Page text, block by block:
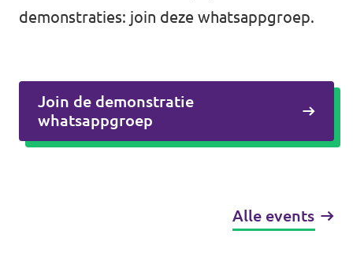
demonstraties: join deze whatsappgroep.
Join de demonstratie
whatsappgroep
Alle events